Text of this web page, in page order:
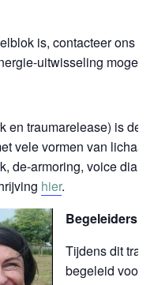
is, contacteer ons
uitwisseling
en traumarelease) is de
vele vormen van
de-armoring, voice
hier.
Begeleiders
Tijdens dit
begeleid voor